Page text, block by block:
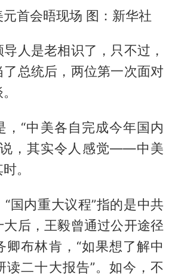
元首会晤现场 图：新华社
人是老相识了，只不过，
总统后，两位第一次面对
，“中美各自完成今年国内
，其实令人感觉——中美
。
国内重大议程”指的是中共
后，王毅曾通过公开途径
卿布林肯，“如果想了解中
读二十大报告”。如今，不